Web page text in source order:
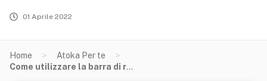
01 Aprile 2022
Home > Atoka Per te >
Come utilizzare la barra di ricerca rapida